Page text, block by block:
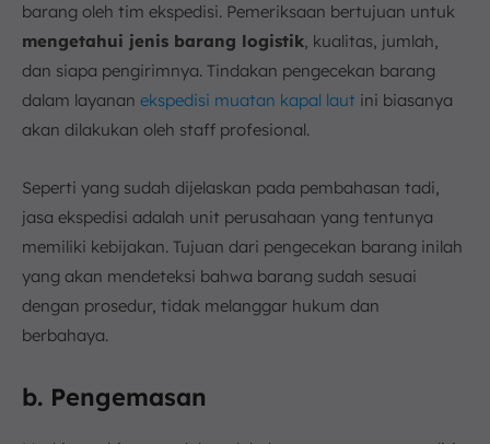
barang oleh tim ekspedisi. Pemeriksaan bertujuan untuk
mengetahui jenis barang logistik, kualitas, jumlah,
dan siapa pengirimnya. Tindakan pengecekan barang
dalam layanan ekspedisi muatan kapal laut ini biasanya
akan dilakukan oleh staff profesional.
Seperti yang sudah dijelaskan pada pembahasan tadi,
jasa ekspedisi adalah unit perusahaan yang tentunya
memiliki kebijakan. Tujuan dari pengecekan barang inilah
yang akan mendeteksi bahwa barang sudah sesuai
dengan prosedur, tidak melanggar hukum dan
berbahaya.
b. Pengemasan